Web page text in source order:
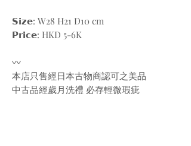
𝗦𝗶𝘇𝗲: W28 H21 D10 cm
𝗣𝗿𝗶𝗰𝗲: HKD 5-6K
〰️
本店只售經日本古物商認可之美品
中古品經歲月洗禮 必存輕微瑕疵